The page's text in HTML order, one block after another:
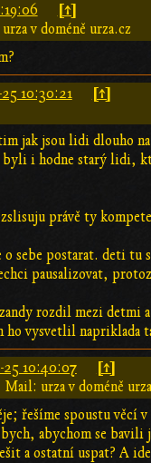
[↑]
v doméně urza.cz
10:30:21 [↑]
jak jsou lidi dlouho na
byli i hodne starý lidi,
právě ty
o sebe postarat. deti
pausalizovat,
rozdil mezi
ho vysvetlil
25 10:40:07 [↑]
Mail: urza v doméně
řešíme spoustu věcí
abychom se
a ostatní uspat? A